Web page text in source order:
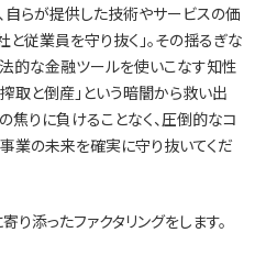
自らが提供した技術やサービスの価
と従業員を守り抜く」。その揺るぎな
法的な金融ツールを使いこなす知性
取と倒産」という暗闇から救い出
焦りに負けることなく、圧倒的なコ
業の未来を確実に守り抜いてくだ
り添ったファクタリングをします。